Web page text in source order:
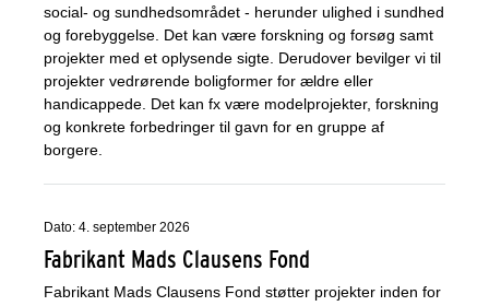
social- og sundhedsområdet - herunder ulighed i sundhed
og forebyggelse. Det kan være forskning og forsøg samt
projekter med et oplysende sigte. Derudover bevilger vi til
projekter vedrørende boligformer for ældre eller
handicappede. Det kan fx være modelprojekter, forskning
og konkrete forbedringer til gavn for en gruppe af
borgere.
Dato: 4. september 2026
Fabrikant Mads Clausens Fond
Fabrikant Mads Clausens Fond støtter projekter inden for